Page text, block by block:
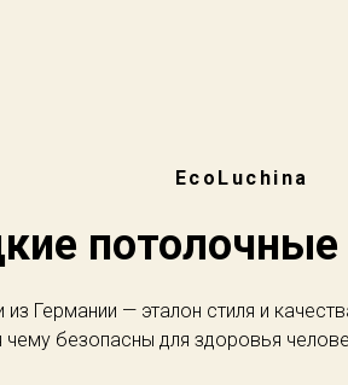
EcoLuchina
потолочные
Германии — эталон стиля и
чему безопасны для здоровья